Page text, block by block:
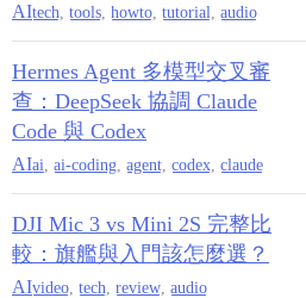
AItech tools howto tutorial audio
Hermes Agent 多模型交叉審
查：DeepSeek 協調 Claude
Code 與 Codex
AIai ai-coding agent codex claude
DJI Mic 3 vs Mini 2S 完整比
較：旗艦與入門該怎麼選？
AIvideo tech review audio